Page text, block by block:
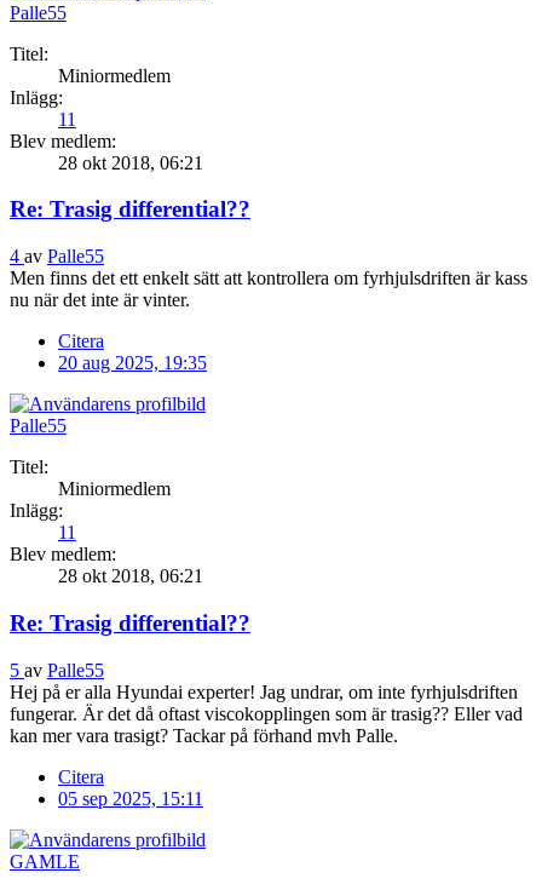
Palle55
Titel:
Miniormedlem
Inlägg:
11
Blev medlem:
28 okt 2018, 06:21
Re: Trasig differential??
4 av Palle55
Men finns det ett enkelt sätt att kontrollera om fyrhjulsdriften är kass
nu när det inte är vinter.
Citera
20 aug 2025, 19:35
Palle55
Titel:
Miniormedlem
Inlägg:
11
Blev medlem:
28 okt 2018, 06:21
Re: Trasig differential??
5 av Palle55
Hej på er alla Hyundai experter! Jag undrar, om inte fyrhjulsdriften
fungerar. Är det då oftast viscokopplingen som är trasig?? Eller vad
kan mer vara trasigt? Tackar på förhand mvh Palle.
Citera
05 sep 2025, 15:11
GAMLE